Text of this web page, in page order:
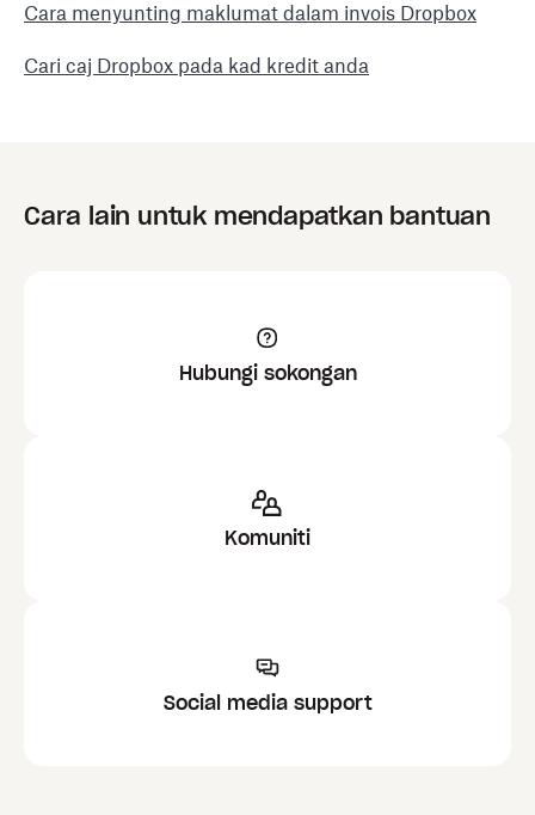
Cara menyunting maklumat dalam invois Dropbox
Cari caj Dropbox pada kad kredit anda
Cara lain untuk mendapatkan bantuan
Hubungi sokongan
Komuniti
Social media support